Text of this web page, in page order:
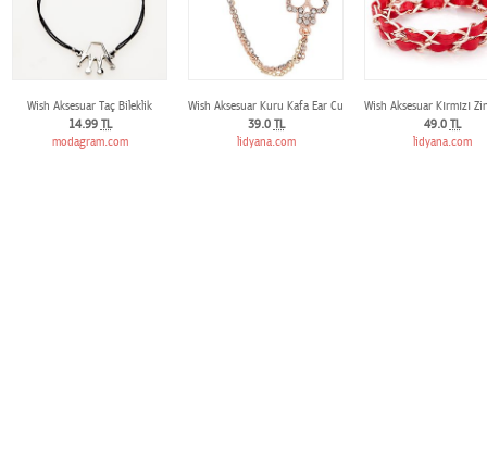
Wish Aksesuar Taç Bileklik
14.99 TL
modagram.com
Wish Aksesuar Kuru Kafa Ear Cuff
39.0 TL
lidyana.com
Wish Aksesuar Kırmızı
49.0 TL
lidyana.com